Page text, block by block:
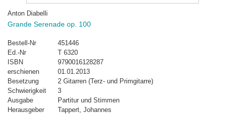
Anton Diabelli
Grande Serenade op. 100
Bestell-Nr
451446
Ed.-Nr
T 6320
ISBN
9790016128287
erschienen
01.01.2013
Besetzung
2 Gitarren (Terz- und Primgitarre)
Schwierigkeit
3
Ausgabe
Partitur und Stimmen
Herausgeber
Tappert, Johannes